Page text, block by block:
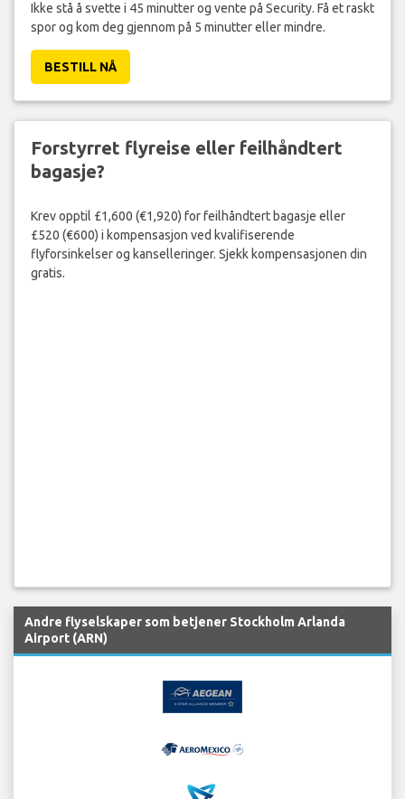
Ikke stå å svette i 45 minutter og vente på Security. Få et raskt
spor og kom deg gjennom på 5 minutter eller mindre.
BESTILL NÅ
Forstyrret flyreise eller feilhåndtert
bagasje?
Krev opptil £1,600 (€1,920) for feilhåndtert bagasje eller
£520 (€600) i kompensasjon ved kvalifiserende
flyforsinkelser og kanselleringer. Sjekk kompensasjonen din
gratis.
Andre flyselskaper som betjener Stockholm Arlanda
Airport (ARN)